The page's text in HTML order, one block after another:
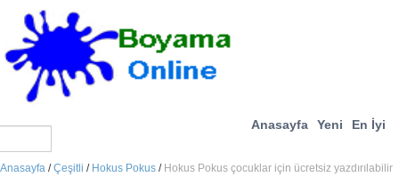
Anasayfa Yeni En İyi
Anasayfa /Çeşitli / Hokus Pokus / Hokus Pokus çocuklar için ücretsiz yazdırılabilir